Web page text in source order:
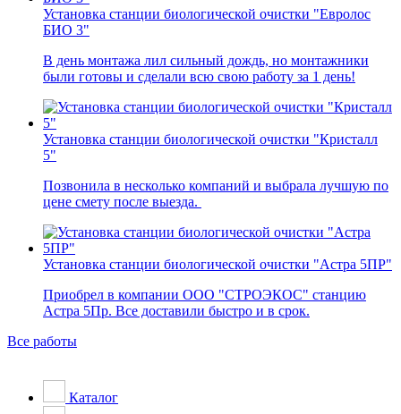
Установка станции биологической очистки "Евролос
БИО 3"
В день монтажа лил сильный дождь, но монтажники
были готовы и сделали всю свою работу за 1 день!
Установка станции биологической очистки "Кристалл
5"
Позвонила в несколько компаний и выбрала лучшую по
цене смету после выезда.
Установка станции биологической очистки "Астра 5ПР"
Приобрел в компании ООО "СТРОЭКОС" станцию
Астра 5Пр. Все доставили быстро и в срок.
Все работы
Каталог